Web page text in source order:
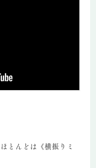
とんどは《横振りミ